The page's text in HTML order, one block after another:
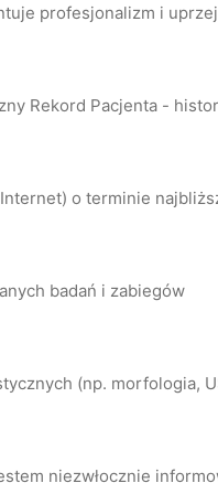
profesjonalizm i
Rekord Pacjenta -
o terminie
badań i zabiegów
(np. morfologia,
niezwłocznie